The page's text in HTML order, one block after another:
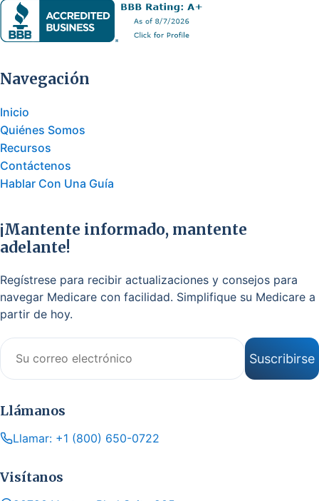
Navegación
Inicio
Quiénes Somos
Recursos
Contáctenos
Hablar Con Una Guía
¡Mantente informado, mantente
adelante!
Regístrese para recibir actualizaciones y consejos para
navegar Medicare con facilidad. Simplifique su Medicare a
partir de hoy.
Correo electrónico
Suscribirse
Llámanos
Llamar: +1 (800) 650-0722
Visítanos